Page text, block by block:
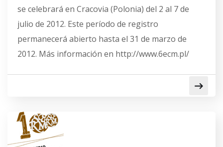
se celebrará en Cracovia (Polonia) del 2 al 7 de
julio de 2012. Este período de registro
permanecerá abierto hasta el 31 de marzo de
2012. Más información en http://www.6ecm.pl/